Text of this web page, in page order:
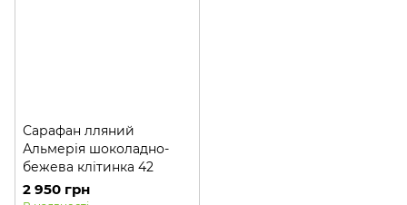
Сарафан лляний
Альмерія шоколадно-
бежева клітинка 42
2 950 грн